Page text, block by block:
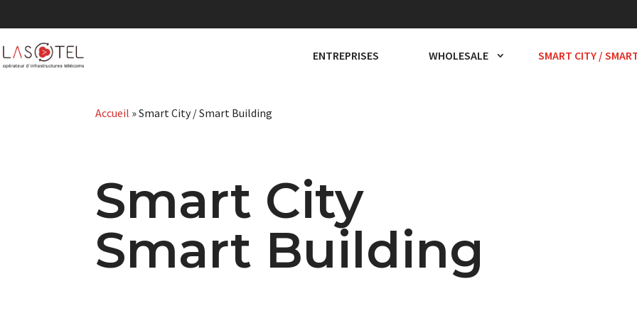
ENTREPRISES WHOLESALE SMART CITY /
ENTREPRISES WHOLESALE SMART CITY /
Accueil »Smart City / Smart Building
Smart City
Smart Building